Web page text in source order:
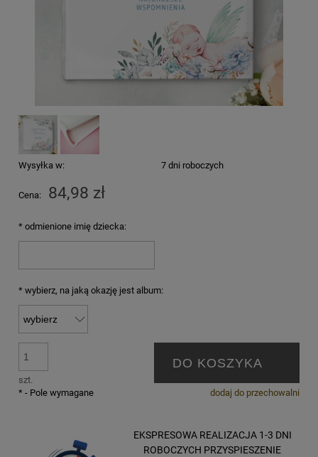
Wysyłka w: 7 dni roboczych
Cena: 84,98 zł
* odmienione imię dziecka:
* wybierz, na jaką okazję jest album:
szt.
DO KOSZYKA
dodaj do przechowalni
* - Pole wymagane
EKSPRESOWA REALIZACJA 1-3 DNI
ROBOCZYCH PRZYSPIESZENIE